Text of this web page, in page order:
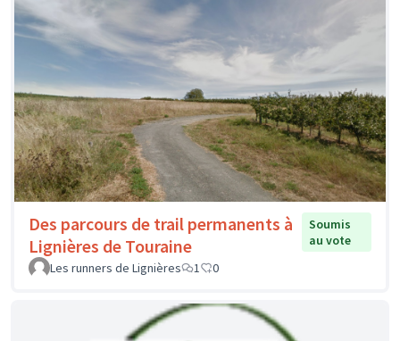
Des parcours de trail permanents à
Lignières de Touraine
Soumis
au vote
Les runners de Lignières
1 0